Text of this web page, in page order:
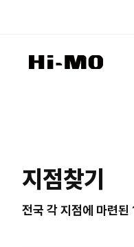
지점찾기
전국 각 지점에 마련